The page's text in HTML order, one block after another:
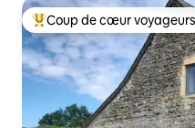
Coup de cœur voyageurs
Coup de cœur voyageurs